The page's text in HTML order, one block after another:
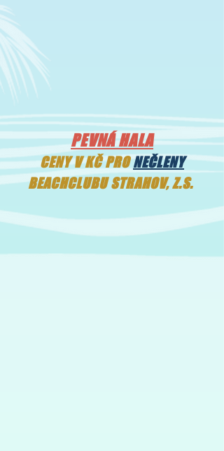
PEVNÁ HALA
CENY V KČ PRONEČLENY
BEACHCLUBU STRAHOV, Z.S.